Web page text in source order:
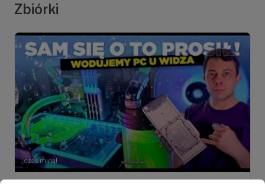
Zbiórki
czas minął